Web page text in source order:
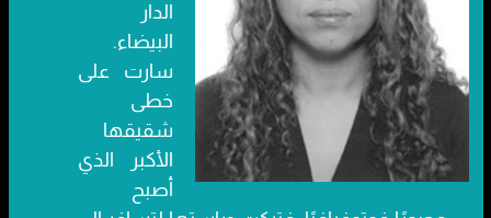
الدار
البيضاء.
سارت على
خطى
شقيقها
الأكبر الذي
أصبح